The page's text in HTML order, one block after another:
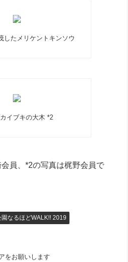
したメリケントキンソウ
イブキの大木 *2
員、*2の写真は梶野会員で
園なるほどWALK!! 2019
をお願いします